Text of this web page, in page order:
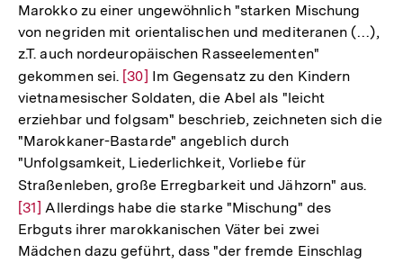
Marokko zu einer ungewöhnlich "starken Mischung
von negriden mit orientalischen und mediteranen (…),
z.T. auch nordeuropäischen Rasseelementen"
gekommen sei. Zur
Auflösung
der
Fußnote
[30] Im Gegensatz zu den Kindern
vietnamesischer Soldaten, die Abel als "leicht
erziehbar und folgsam" beschrieb, zeichneten sich die
"Marokkaner-Bastarde" angeblich durch
"Unfolgsamkeit, Liederlichkeit, Vorliebe für
Straßenleben, große Erregbarkeit und Jähzorn" aus.
[31] Allerdings habe die starke "Mischung" des
Erbguts ihrer marokkanischen Väter bei zwei
Mädchen dazu geführt, dass "der fremde Einschlag